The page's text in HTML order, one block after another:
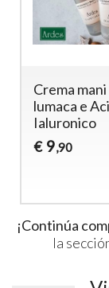
Crema
lumaca e
Ialuronico
€ 9,90
¡Continúa
la